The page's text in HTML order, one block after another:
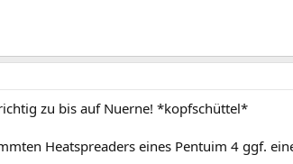
zu bis auf Nuerne! *kopfschüttel*
Heatspreaders eines Pentuim 4 ggf.